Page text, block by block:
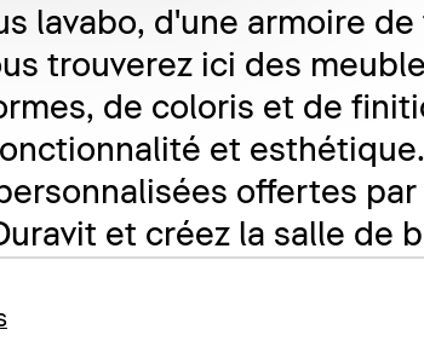
lavabo, d'une armoire
trouverez ici des
de coloris et de
et
offertes
et créez la salle de